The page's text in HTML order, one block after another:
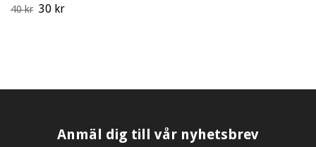
40 kr 30 kr
Anmäl dig till vår nyhetsbrev